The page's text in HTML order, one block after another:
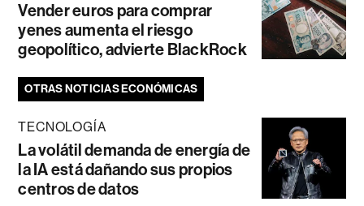
Vender euros para comprar
yenes aumenta el riesgo
geopolítico, advierte BlackRock
OTRAS NOTICIAS ECONÓMICAS
TECNOLOGÍA
La volátil demanda de energía de
la IA está dañando sus propios
centros de datos